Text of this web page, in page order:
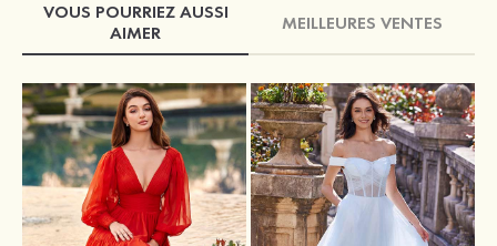
VOUS POURRIEZ AUSSI
AIMER
MEILLEURES VENTES